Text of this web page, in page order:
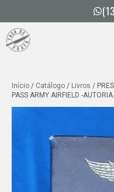
para
conteúdo
Início / Catálogo / Livros /
PASS ARMY AIRFIELD -